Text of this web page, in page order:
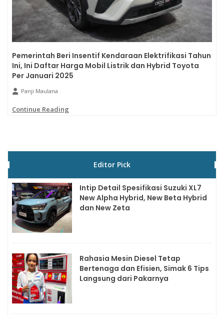
Pemerintah Beri Insentif Kendaraan Elektrifikasi Tahun
Ini, Ini Daftar Harga Mobil Listrik dan Hybrid Toyota
Per Januari 2025
Panji Maulana
Continue Reading
Editor Pick
Intip Detail Spesifikasi Suzuki XL7
New Alpha Hybrid, New Beta Hybrid
dan New Zeta
Rahasia Mesin Diesel Tetap
Bertenaga dan Efisien, Simak 6 Tips
Langsung dari Pakarnya